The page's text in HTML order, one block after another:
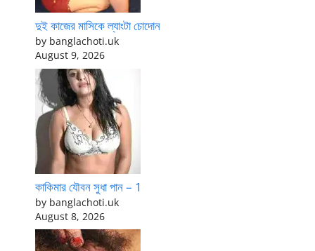
দুই কাজের মাসিকে ল্যাংটা চোদোন
by banglachoti.uk
August 9, 2026
কাকিমার যৌবন সুধা পান – 1
by banglachoti.uk
August 8, 2026